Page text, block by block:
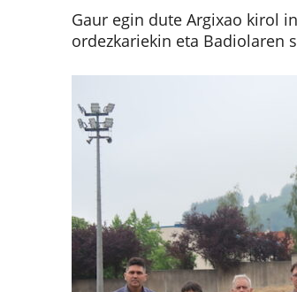
Gaur egin dute Argixao kirol
ordezkariekin eta Badiolaren